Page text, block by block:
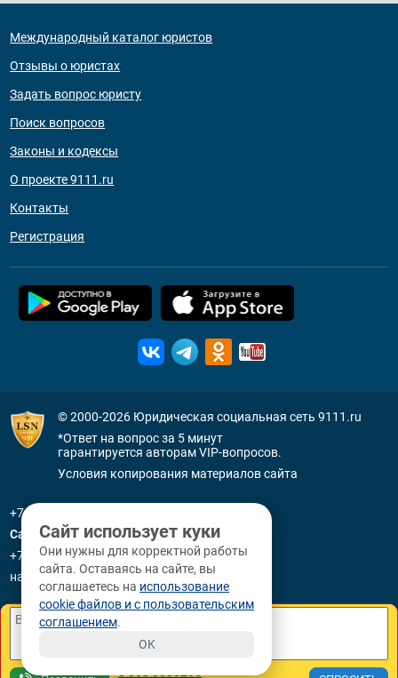
Международный каталог юристов
Отзывы о юристах
Задать вопрос юристу
Поиск вопросов
Законы и кодексы
О проекте 9111.ru
Контакты
Регистрация
© 2000-2026 Юридическая социальная сеть 9111.ru
*Ответ на вопрос за 5 минут
гарантируется авторам VIP-вопросов.
Условия копирования материалов сайта
+7 (800) 505-91-11
Санкт-Петербург
+7 (812) 336-92-64
наб. р. Фонтанки, д. 59
Сайт использует куки
Они нужны для корректной работы
сайта. Оставаясь на сайте, вы
соглашаетесь на использование
cookie файлов и с пользовательским
соглашением.
OK